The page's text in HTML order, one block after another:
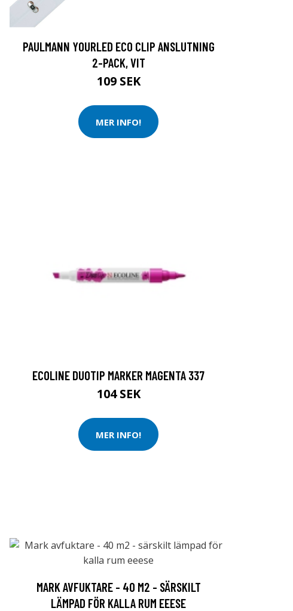
PAULMANN YOURLED ECO CLIP ANSLUTNING
2-PACK, VIT
109 SEK
MER INFO!
ECOLINE DUOTIP MARKER MAGENTA 337
104 SEK
MER INFO!
MARK AVFUKTARE - 40 M2 - SÄRSKILT
LÄMPAD FÖR KALLA RUM EEESE